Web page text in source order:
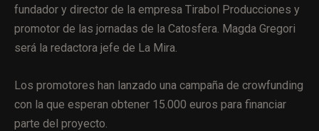
fundador y director de la empresa Tirabol Producciones y
promotor de las jornadas de la Catosfera. Magda Gregori
será la redactora jefe de La Mira.
Los promotores han lanzado una campaña de crowfunding
con la que esperan obtener 15.000 euros para financiar
parte del proyecto.